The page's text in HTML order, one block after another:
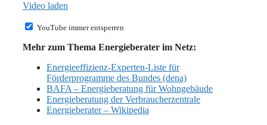
Video laden
YouTube immer entsperren
Mehr zum Thema Energieberater im Netz:
Energieeffizienz-Experten-Liste für
Förderprogramme des Bundes (dena)
BAFA – Energieberatung für Wohngebäude
Energieberatung der Verbraucherzentrale
Energieberater – Wikipedia